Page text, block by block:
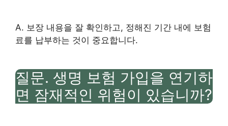
A. 보장 내용을 잘 확인하고, 정해진 기간 내에 보험
료를 납부하는 것이 중요합니다.
질문. 생명 보험 가입을 연기하
면 잠재적인 위험이 있습니까?